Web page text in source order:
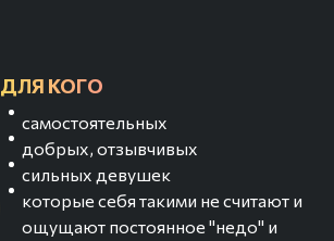
ДЛЯ КОГО
самостоятельных
добрых, отзывчивых
сильных девушек
которые себя такими не считают и
ощущают постоянное "недо" и